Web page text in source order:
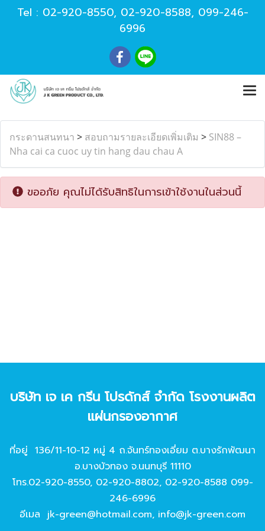
Tel : 02-920-8550, 02-920-8588, 099-246-
6996
กระดานสนทนา > สอบถามรายละเอียดเพิ่มเติม > SIN88 –
Nha cai ca cuoc uy tin hang dau chau A
ขออภัย คุณไม่ได้รับสิทธิในการเข้าใช้งานในส่วนนี้
บริษัท เจ เค กรีน โปรดักส์ จํากัด โรงงานผลิต
แผ่นกรองอากาศ
ที่อยู่ 136/11-10-12 หมู่ 4 ถ.จันทร์ทองเอี่ยม ต.บางรักพัฒนา
อ.บางบัวทอง จ.นนทบุรี 11110
โทร.02-920-8550, 02-920-8802, 02-920-8588 099-
246-6996
อีเมล jk-green@hotmail.com, info@jk-green.com